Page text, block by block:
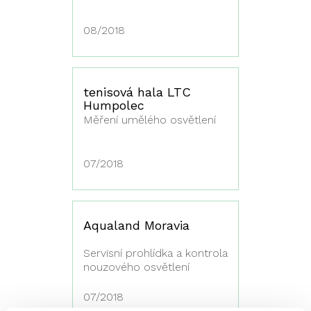
08/2018
tenisová hala LTC
Humpolec
Měření umělého osvětlení
07/2018
Aqualand Moravia
Servisní prohlídka a kontrola
nouzového osvětlení
07/2018